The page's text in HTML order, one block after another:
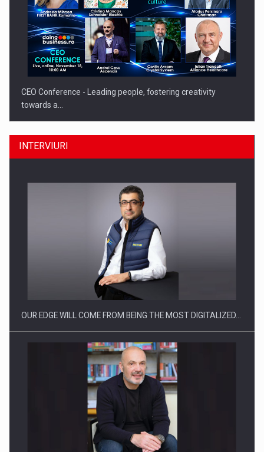
CEO Conference - Leading people, fostering creativity
towards a…
CEO Conference - Shaping The Future - Technology and…
Webinar - Business Evolution-RETHINK STRATEGY-Finantare
Investitii Digitalizare
INTERVIURI
OUR EDGE WILL COME FROM BEING THE MOST DIGITALIZED…